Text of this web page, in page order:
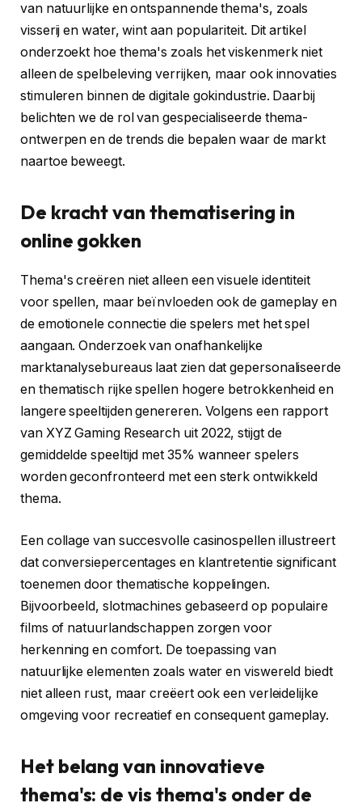
van natuurlijke en ontspannende thema's, zoals
visserij en water, wint aan populariteit. Dit artikel
onderzoekt hoe thema's zoals het viskenmerk niet
alleen de spelbeleving verrijken, maar ook innovaties
stimuleren binnen de digitale gokindustrie. Daarbij
belichten we de rol van gespecialiseerde thema-
ontwerpen en de trends die bepalen waar de markt
naartoe beweegt.
De kracht van thematisering in
online gokken
Thema's creëren niet alleen een visuele identiteit
voor spellen, maar beïnvloeden ook de gameplay en
de emotionele connectie die spelers met het spel
aangaan. Onderzoek van onafhankelijke
marktanalysebureaus laat zien dat gepersonaliseerde
en thematisch rijke spellen hogere betrokkenheid en
langere speeltijden genereren. Volgens een rapport
van XYZ Gaming Research uit 2022, stijgt de
gemiddelde speeltijd met 35% wanneer spelers
worden geconfronteerd met een sterk ontwikkeld
thema.
Een collage van succesvolle casinospellen illustreert
dat conversiepercentages en klantretentie significant
toenemen door thematische koppelingen.
Bijvoorbeeld, slotmachines gebaseerd op populaire
films of natuurlandschappen zorgen voor
herkenning en comfort. De toepassing van
natuurlijke elementen zoals water en viswereld biedt
niet alleen rust, maar creëert ook een verleidelijke
omgeving voor recreatief en consequent gameplay.
Het belang van innovatieve
thema's: de vis thema's onder de